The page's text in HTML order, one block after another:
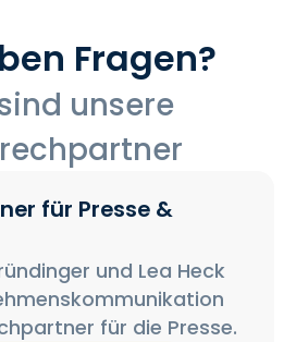
Fragen?
unsere
für Presse &
und Lea Heck
für die Presse.